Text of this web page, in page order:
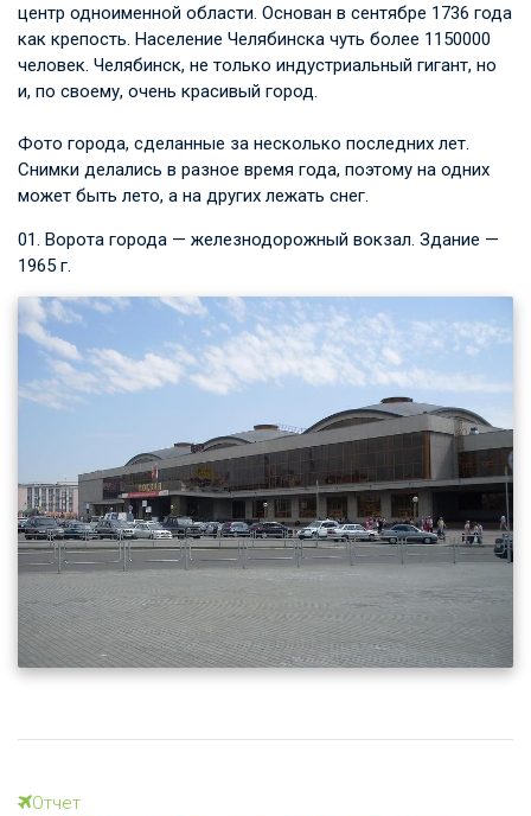
центр одноименной области. Основан в сентябре 1736 года
как крепость. Население Челябинска чуть более 1150000
человек. Челябинск, не только индустриальный гигант, но
и, по своему, очень красивый город.
Фото города, сделанные за несколько последних лет.
Снимки делались в разное время года, поэтому на одних
может быть лето, а на других лежать снег.
01. Ворота города — железнодорожный вокзал. Здание —
1965 г.
Отчет